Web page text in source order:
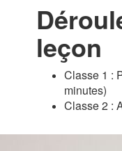
leçon
Classe 1 :
minutes)
Classe 2 :